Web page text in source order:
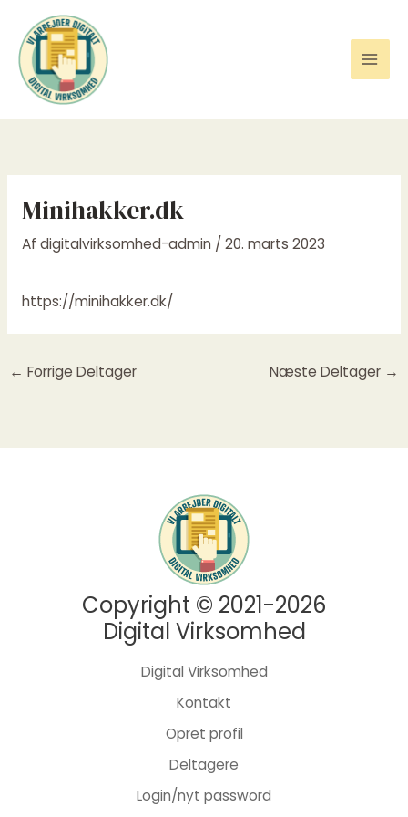
indholdet
Minihakker.dk
Af digitalvirksomhed-admin / 20. marts 2023
https://minihakker.dk/
← Forrige Deltager Næste Deltager →
Copyright © 2021-2026
Digital Virksomhed
Digital Virksomhed
Kontakt
Opret profil
Deltagere
Login/nyt password